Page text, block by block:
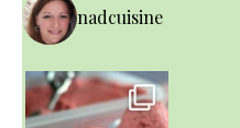
nadcuisine
~ NICE CREAM À LA FRAISE ~
Presque un mois que